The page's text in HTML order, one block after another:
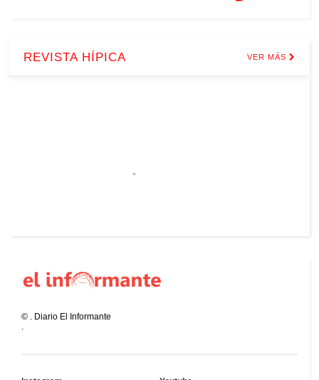
REVISTA HÍPICA VER MÁS
©
Diario El Informante